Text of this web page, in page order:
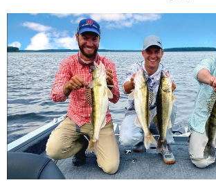
ОТПРАВИТЬ